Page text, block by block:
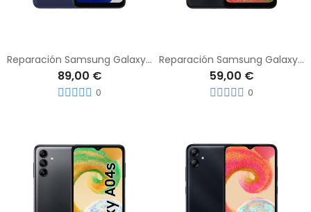
Reparación Samsung Galaxy A03
89,00 €
0
Reparación Samsung Galaxy A04
59,00 €
0